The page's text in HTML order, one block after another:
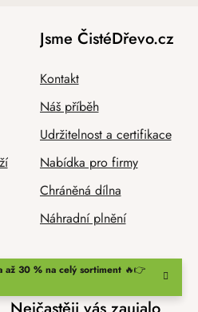
až 30 % na celý sortiment 🔥👉
Jsme ČistéDřevo.cz
Kontakt
Náš příběh
Udržitelnost a certifikace
Nabídka pro firmy
Chráněná dílna
Náhradní plnění